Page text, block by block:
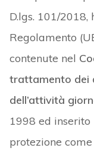
D.lgs. 101/
Regolamento
contenute nel
trattamento dei
dell’attività
1998 ed
protezione